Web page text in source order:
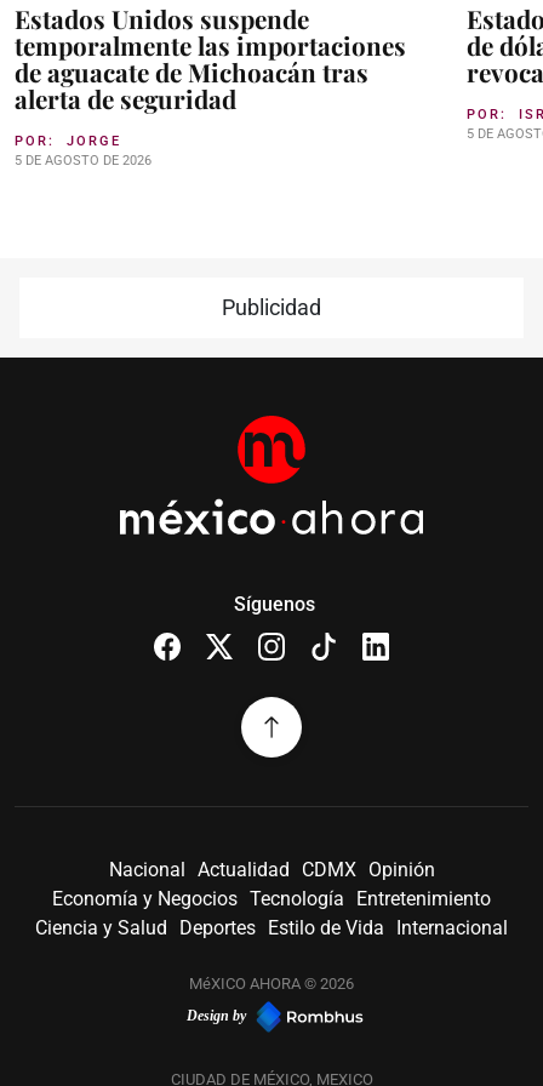
Estados Unidos suspende
temporalmente las importaciones
de aguacate de Michoacán tras
alerta de seguridad
POR: JORGE
5 DE AGOSTO DE 2026
de
POR:
5 DE
Publicidad
Síguenos
Nacional Actualidad CDMX
Opinión
Economía y Negocios Tecnología
Entretenimiento
Ciencia y Salud
Deportes Estilo de Vida Internacional
MéXICO AHORA © 2026
Design by
CIUDAD DE MÉXICO, MEXICO